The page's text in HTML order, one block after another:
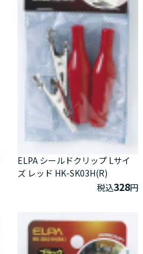
ELPA シールドクリップ Lサイ
ズ レッド HK-SK03H(R)
税込328円